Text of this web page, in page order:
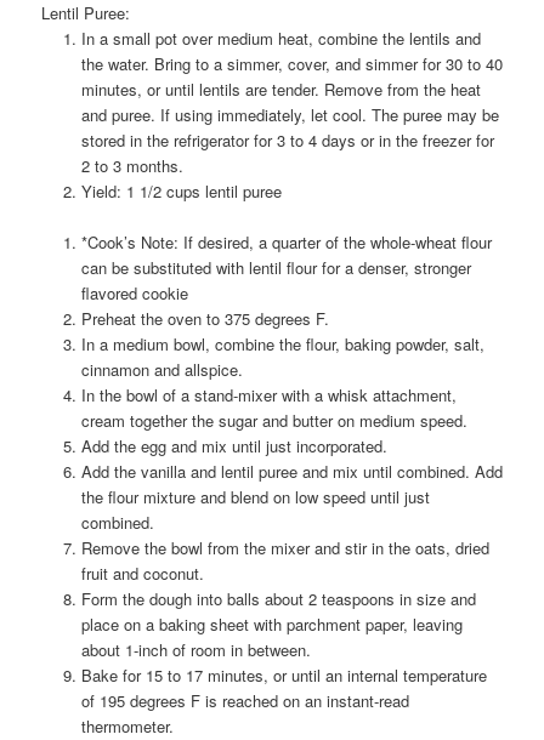
Lentil Puree:
In a small pot over medium heat, combine the lentils and
the water. Bring to a simmer, cover, and simmer for 30 to 40
minutes, or until lentils are tender. Remove from the heat
and puree. If using immediately, let cool. The puree may be
stored in the refrigerator for 3 to 4 days or in the freezer for
2 to 3 months.
Yield: 1 1/2 cups lentil puree
*Cook’s Note: If desired, a quarter of the whole-wheat flour
can be substituted with lentil flour for a denser, stronger
flavored cookie
Preheat the oven to 375 degrees F.
In a medium bowl, combine the flour, baking powder, salt,
cinnamon and allspice.
In the bowl of a stand-mixer with a whisk attachment,
cream together the sugar and butter on medium speed.
Add the egg and mix until just incorporated.
Add the vanilla and lentil puree and mix until combined. Add
the flour mixture and blend on low speed until just
combined.
Remove the bowl from the mixer and stir in the oats, dried
fruit and coconut.
Form the dough into balls about 2 teaspoons in size and
place on a baking sheet with parchment paper, leaving
about 1-inch of room in between.
Bake for 15 to 17 minutes, or until an internal temperature
of 195 degrees F is reached on an instant-read
thermometer.